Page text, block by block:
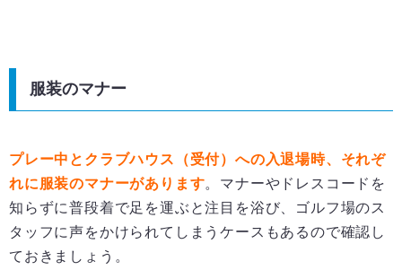
服装のマナー
プレー中とクラブハウス（受付）への入退場時、それぞ
れに服装のマナーがあります。マナーやドレスコードを
知らずに普段着で足を運ぶと注目を浴び、ゴルフ場のス
タッフに声をかけられてしまうケースもあるので確認し
ておきましょう。